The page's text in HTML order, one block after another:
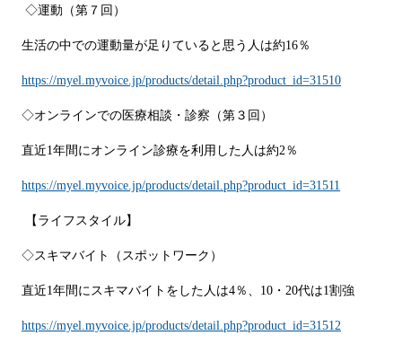
◇運動（第７回）
生活の中での運動量が足りていると思う人は約16％
https://myel.myvoice.jp/products/detail.php?product_id=31510
◇オンラインでの医療相談・診察（第３回）
直近1年間にオンライン診療を利用した人は約2％
https://myel.myvoice.jp/products/detail.php?product_id=31511
【ライフスタイル】
◇スキマバイト（スポットワーク）
直近1年間にスキマバイトをした人は4％、10・20代は1割強
https://myel.myvoice.jp/products/detail.php?product_id=31512